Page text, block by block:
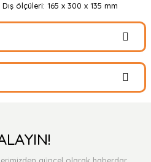
ölçüleri: 165 x 300 x 135 mm
yorumu siz yapın!
soru sorulmamış.